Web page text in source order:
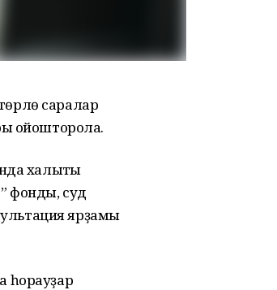
саралар
ойошторола.
халыҡты
фонды, суд
ярҙамы
һорауҙар